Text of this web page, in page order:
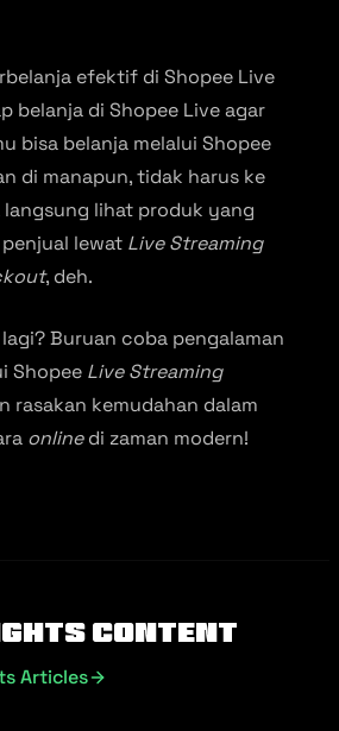
efektif di Shopee Live
belanja di Shopee Live agar
bisa belanja melalui Shopee
di manapun, tidak harus ke
langsung lihat produk yang
lewat Live Streaming
, deh.
Buruan coba pengalaman
Shopee Live Streaming
rasakan kemudahan dalam
onlinedi zaman modern!
Content
Articles